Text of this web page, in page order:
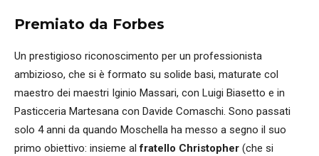
Premiato da Forbes
Un prestigioso riconoscimento per un professionista
ambizioso, che si è formato su solide basi, maturate col
maestro dei maestri Iginio Massari, con Luigi Biasetto e in
Pasticceria Martesana con Davide Comaschi. Sono passati
solo 4 anni da quando Moschella ha messo a segno il suo
primo obiettivo: insieme alfratello Christopher (che si